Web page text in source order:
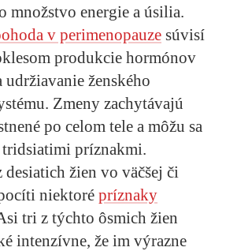
množstvo energie a úsilia.
v perimenopauze súvisí
produkcie hormónov
ženského
Zmeny zachytávajú
po celom tele a môžu sa
príznakmi.
desiatich žien vo väčšej či
niektoré príznaky
tri z týchto ôsmich žien
intenzívne, že im výrazne